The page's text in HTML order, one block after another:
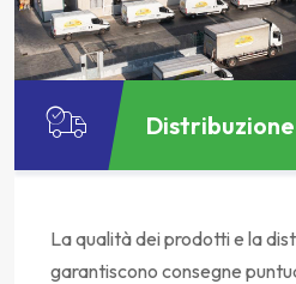
La qualità dei prodotti e la
garantiscono consegne